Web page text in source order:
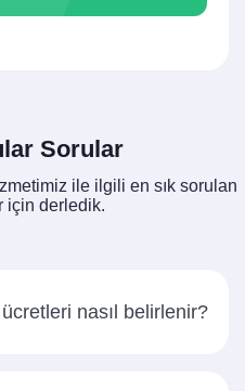
Sorular
ile ilgili en sık sorulan
için derledik.
ücretleri nasıl belirlenir?